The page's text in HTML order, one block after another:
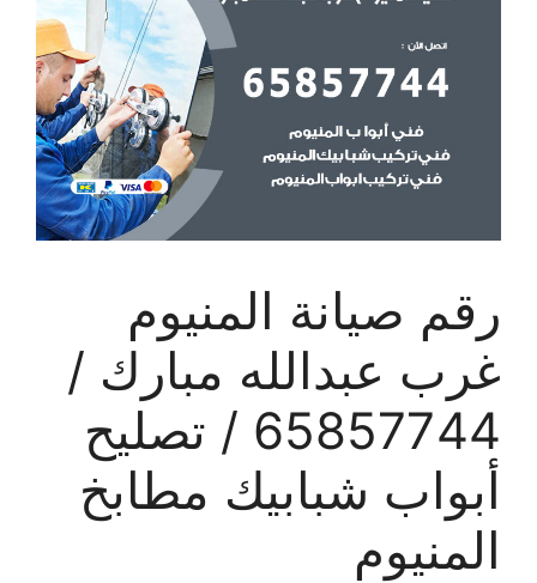
رقم صيانة المنيوم
غرب عبدالله مبارك /
65857744 / تصليح
أبواب شبابيك مطابخ
المنيوم